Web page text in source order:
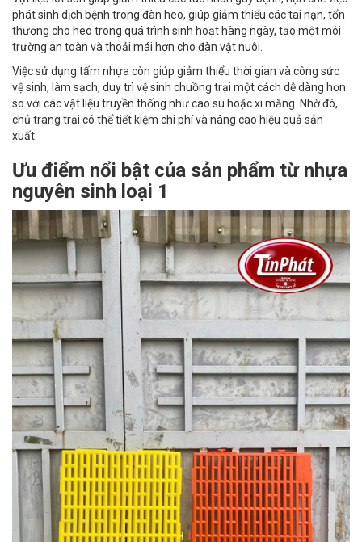
phát sinh dịch bệnh trong đàn heo, giúp giảm thiểu các tai nạn, tổn
thương cho heo trong quá trình sinh hoạt hàng ngày, tạo một môi
trường an toàn và thoải mái hơn cho đàn vật nuôi.
Việc sử dụng tấm nhựa còn giúp giảm thiểu thời gian và công sức
vệ sinh, làm sạch, duy trì vệ sinh chuồng trại một cách dễ dàng hơn
so với các vật liệu truyền thống như cao su hoặc xi măng. Nhờ đó,
chủ trang trại có thể tiết kiệm chi phí và nâng cao hiệu quả sản
xuất.
Ưu điểm nổi bật của sản phẩm từ nhựa
nguyên sinh loại 1